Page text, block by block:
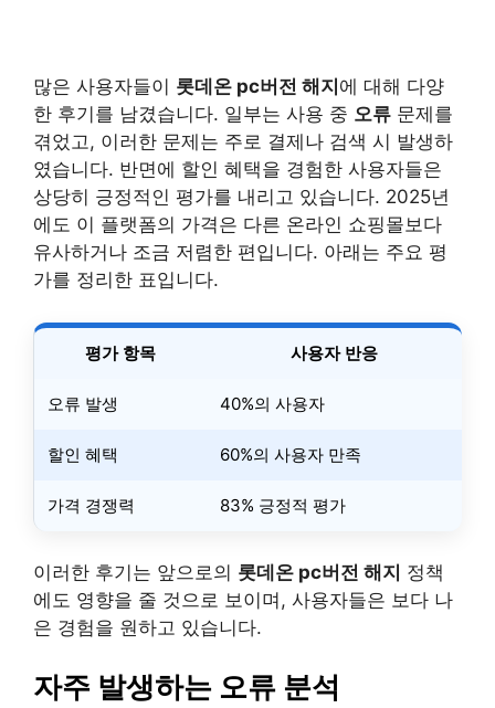
많은 사용자들이 롯데온 pc버전 해지 에 대해 다양
한 후기를 남겼습니다. 일부는 사용 중 오류 문제를
겪었고, 이러한 문제는 주로 결제나 검색 시 발생하
였습니다. 반면에 할인 혜택을 경험한 사용자들은
상당히 긍정적인 평가를 내리고 있습니다. 2025년
에도 이 플랫폼의 가격은 다른 온라인 쇼핑몰보다
유사하거나 조금 저렴한 편입니다. 아래는 주요 평
가를 정리한 표입니다.
평가 항목 사용자 반응
오류 발생 40%의 사용자
할인 혜택 60%의 사용자 만족
가격 경쟁력 83% 긍정적 평가
이러한 후기는 앞으로의 롯데온 pc버전 해지 정책
에도 영향을 줄 것으로 보이며, 사용자들은 보다 나
은 경험을 원하고 있습니다.
자주 발생하는 오류 분석